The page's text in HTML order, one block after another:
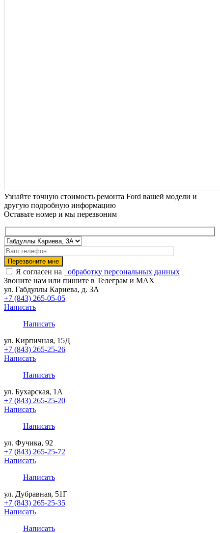
Узнайте точную стоимость ремонта Ford вашей модели и
другую подробную информацию
Оставьте номер и мы перезвоним
Я согласен на
обработку персональных данных
Звоните нам или пишите в Телеграм и MAX
ул. Габдуллы Кариева, д. 3А
+7 (843) 265-05-05
Написать
Написать
ул. Кирпичная, 15Д
+7 (843) 265-25-26
Написать
Написать
ул. Бухарская, 1А
+7 (843) 265-25-20
Написать
Написать
ул. Фучика, 92
+7 (843) 265-25-72
Написать
Написать
ул. Дубравная, 51Г
+7 (843) 265-25-35
Написать
Написать